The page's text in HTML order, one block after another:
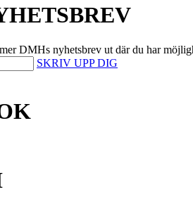
DMHs nyhetsbrev ut där du har
SKRIV UPP DIG